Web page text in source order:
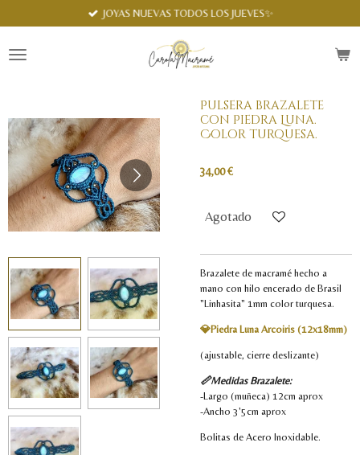
al
principal
JOYAS NUEVAS TODOS LOS JUEVES✨
Pulsera brazalete
con Piedra Luna.
Color turquesa.
34,00 €
Agotado
Brazalete de macramé hecho a
mano con hilo encerado de Brasil
"Linhasita" 1mm color turquesa.
💎Piedra Luna Arcoiris (12x18mm)
(ajustable, cierre deslizante)
📏Medidas Brazalete:
-Largo (muñeca) 12cm aprox
-Ancho 3'5cm aprox
Bolitas de Acero Inoxidable.
Spanish